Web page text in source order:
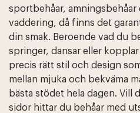
sportbehåar, amningsbehåar
vaddering, då finns det
din smak. Beroende vad du
springer, dansar eller
precis rätt stil och design
mellan mjuka och bekväma
bästa stödet hela dagen. Vill
sidor hittar du behåar med